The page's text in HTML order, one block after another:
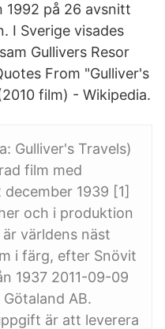
1992 på 26 avsnitt
I Sverige visades
Gullivers Resor
From "Gulliver's
film) - Wikipedia.
Gulliver's Travels)
film med
1939 [1]
och i produktion
världens näst
i färg, efter Snövit
1937 2011-09-09
AB.
är att leverera